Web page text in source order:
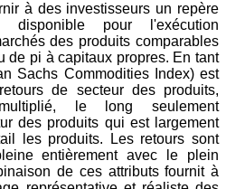
à des investisseurs un repère
disponible pour l'exécution
des produits comparables
de pi à capitaux propres. En tant
Sachs Commodities Index) est
de secteur des produits,
le long seulement
des produits qui est largement
les produits. Les retours sont
entièrement avec le plein
de ces attributs fournit à